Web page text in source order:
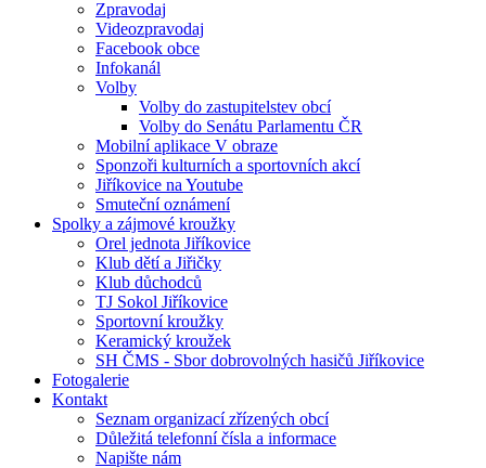
Zpravodaj
Videozpravodaj
Facebook obce
Infokanál
Volby
Volby do zastupitelstev obcí
Volby do Senátu Parlamentu ČR
Mobilní aplikace V obraze
Sponzoři kulturních a sportovních akcí
Jiříkovice na Youtube
Smuteční oznámení
Spolky a zájmové kroužky
Orel jednota Jiříkovice
Klub dětí a Jiřičky
Klub důchodců
TJ Sokol Jiříkovice
Sportovní kroužky
Keramický kroužek
SH ČMS - Sbor dobrovolných hasičů Jiříkovice
Fotogalerie
Kontakt
Seznam organizací zřízených obcí
Důležitá telefonní čísla a informace
Napište nám